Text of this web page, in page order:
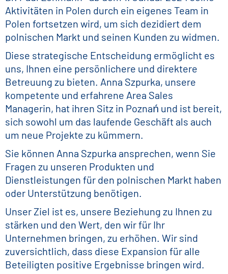
Aktivitäten in Polen durch ein eigenes Team in
Polen fortsetzen wird, um sich dezidiert dem
polnischen Markt und seinen Kunden zu widmen.
Diese strategische Entscheidung ermöglicht es
uns, Ihnen eine persönlichere und direktere
Betreuung zu bieten. Anna Szpurka, unsere
kompetente und erfahrene Area Sales
Managerin, hat ihren Sitz in Poznań und ist bereit,
sich sowohl um das laufende Geschäft als auch
um neue Projekte zu kümmern.
Sie können Anna Szpurka ansprechen, wenn Sie
Fragen zu unseren Produkten und
Dienstleistungen für den polnischen Markt haben
oder Unterstützung benötigen.
Unser Ziel ist es, unsere Beziehung zu Ihnen zu
stärken und den Wert, den wir für Ihr
Unternehmen bringen, zu erhöhen. Wir sind
zuversichtlich, dass diese Expansion für alle
Beteiligten positive Ergebnisse bringen wird.